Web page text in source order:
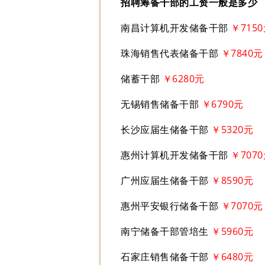
南昌计算机开发储备干部 ￥
珠海销售代表储备干部 ￥7840元
储蓄干部 ￥6280元
无锡销售储备干部 ￥6790元
长沙应届生储备干部 ￥5320元
惠州计算机开发储备干部 ￥
广州应届生储备干部 ￥8590元
惠州平安银行储备干部 ￥7070元
南宁储备干部管培生 ￥5960元
石家庄销售储备干部 ￥6480元